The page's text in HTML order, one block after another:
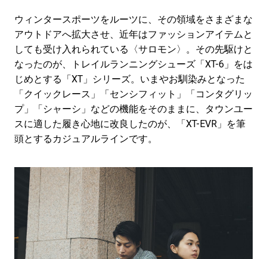
ウィンタースポーツをルーツに、その領域をさまざまな
アウトドアへ拡大させ、近年はファッションアイテムと
しても受け入れられている〈サロモン〉。その先駆けと
なったのが、トレイルランニングシューズ「XT-6」をは
じめとする「XT」シリーズ。いまやお馴染みとなった
「クイックレース」「センシフィット」「コンタグリッ
プ」「シャーシ」などの機能をそのままに、タウンユー
スに適した履き心地に改良したのが、「XT-EVR」を筆
頭とするカジュアルラインです。